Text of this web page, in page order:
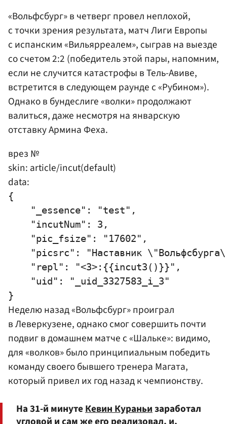
«Вольфсбург» в четверг провел неплохой,
с точки зрения результата, матч Лиги Европы
с испанским «Вильярреалем», сыграв на выезде
со счетом 2:2 (победитель этой пары, напомним,
если не случится катастрофы в Тель-Авиве,
встретится в следующем раунде с «Рубином»).
Однако в бундеслиге «волки» продолжают
валиться, даже несмотря на январскую
отставку Армина Феха.
врез №
skin: article/incut(default)
data:
{
    "_essence": "test",
    "incutNum": 3,
    "pic_fsize": "17602",
"picsrc": "Наставник
    "repl": "<3>:{{incut3()}}",
    "uid": "_uid_3327583_i_3"
Неделю назад «Вольфсбург» проиграл
в Леверкузене, однако смог совершить почти
подвиг в домашнем матче с «Шальке»: видимо,
для «волков» было принципиальным победить
команду своего бывшего тренера Магата,
который привел их год назад к чемпионству.
На 31-й минутеКевин Кураньизаработал